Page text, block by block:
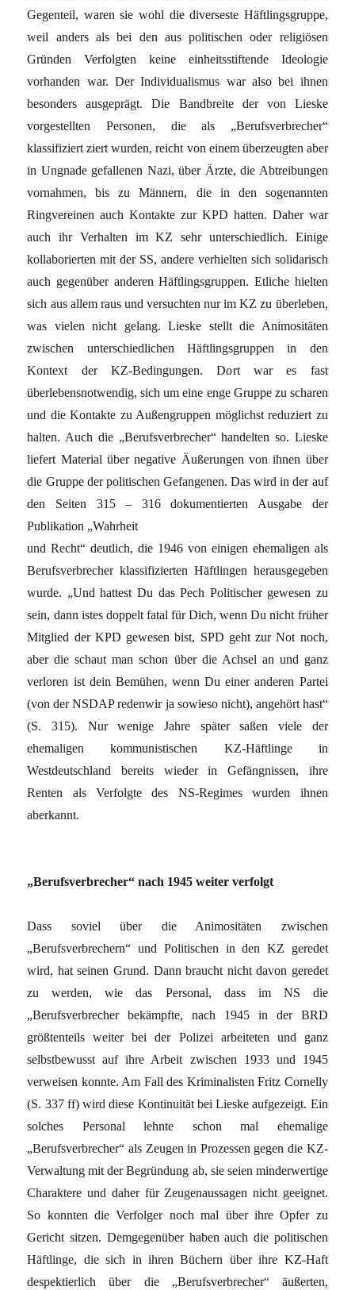
Gegenteil, waren sie wohl die diverseste Häftlingsgruppe,
weil anders als bei den aus politischen oder religiösen
Gründen Verfolgten keine einheitsstiftende Ideologie
vorhanden war. Der Individualismus war also bei ihnen
besonders ausgeprägt. Die Bandbreite der von Lieske
vorgestellten Personen, die als „Berufsverbrecher“
klassifiziert ziert wurden, reicht von einem überzeugten aber
in Ungnade gefallenen Nazi, über Ärzte, die Abtreibungen
vornahmen, bis zu Männern, die in den sogenannten
Ringvereinen auch Kontakte zur KPD hatten. Daher war
auch ihr Verhalten im KZ sehr unterschiedlich. Einige
kollaborierten mit der SS, andere verhielten sich solidarisch
auch gegenüber anderen Häftlingsgruppen. Etliche hielten
sich aus allem raus und versuchten nur im KZ zu überleben,
was vielen nicht gelang. Lieske stellt die Animositäten
zwischen unterschiedlichen Häftlingsgruppen in den
Kontext der KZ-Bedingungen. Dort war es fast
überlebensnotwendig, sich um eine enge Gruppe zu scharen
und die Kontakte zu Außengruppen möglichst reduziert zu
halten. Auch die „Berufsverbrecher“ handelten so. Lieske
liefert Material über negative Äußerungen von ihnen über
die Gruppe der politischen Gefangenen. Das wird in der auf
den Seiten 315 – 316 dokumentierten Ausgabe der
Publikation „Wahrheit
und Recht“ deutlich, die 1946 von einigen ehemaligen als
Berufsverbrecher klassifizierten Häftlingen herausgegeben
wurde. „Und hattest Du das Pech Politischer gewesen zu
sein, dann istes doppelt fatal für Dich, wenn Du nicht früher
Mitglied der KPD gewesen bist, SPD geht zur Not noch,
aber die schaut man schon über die Achsel an und ganz
verloren ist dein Bemühen, wenn Du einer anderen Partei
(von der NSDAP redenwir ja sowieso nicht), angehört hast“
(S. 315). Nur wenige Jahre später saßen viele der
ehemaligen kommunistischen KZ-Häftlinge in
Westdeutschland bereits wieder in Gefängnissen, ihre
Renten als Verfolgte des NS-Regimes wurden ihnen
aberkannt.
„Berufsverbrecher“ nach 1945 weiter verfolgt
Dass soviel über die Animositäten zwischen
„Berufsverbrechern“ und Politischen in den KZ geredet
wird, hat seinen Grund. Dann braucht nicht davon geredet
zu werden, wie das Personal, dass im NS die
„Berufsverbrecher bekämpfte, nach 1945 in der BRD
größtenteils weiter bei der Polizei arbeiteten und ganz
selbstbewusst auf ihre Arbeit zwischen 1933 und 1945
verweisen konnte. Am Fall des Kriminalisten Fritz Cornelly
(S. 337 ff) wird diese Kontinuität bei Lieske aufgezeigt. Ein
solches Personal lehnte schon mal ehemalige
„Berufsverbrecher“ als Zeugen in Prozessen gegen die KZ-
Verwaltung mit der Begründung ab, sie seien minderwertige
Charaktere und daher für Zeugenaussagen nicht geeignet.
So konnten die Verfolger noch mal über ihre Opfer zu
Gericht sitzen. Demgegenüber haben auch die politischen
Häftlinge, die sich in ihren Büchern über ihre KZ-Haft
despektierlich über die „Berufsverbrecher“ äußerten,